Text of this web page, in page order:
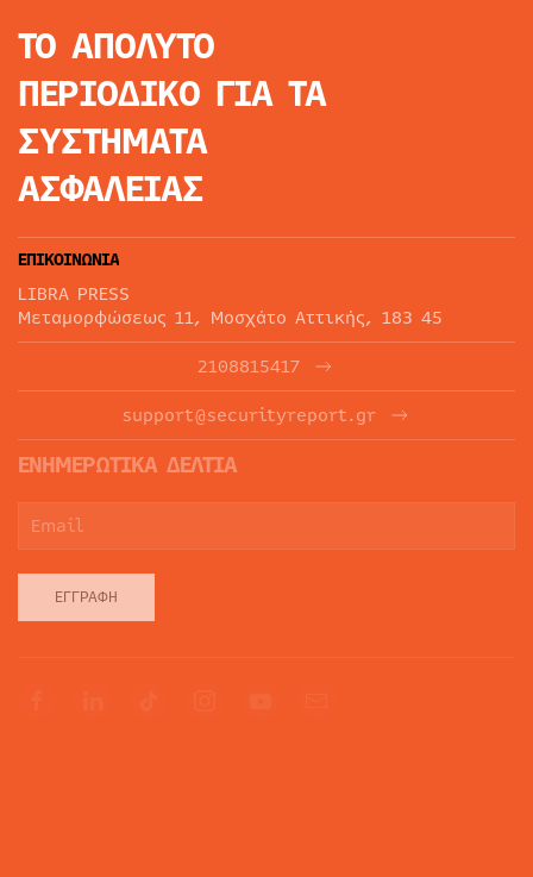
ΤΟ ΑΠΟΛΥΤΟ
ΠΕΡΙΟΔΙΚΟ ΓΙΑ ΤΑ
ΣΥΣΤΗΜΑΤΑ
ΑΣΦΑΛΕΙΑΣ
ΕΠΙΚΟΙΝΩΝΙΑ
LIBRA PRESS
Μεταμορφώσεως 11, Μοσχάτο Αττικής, 183 45
2108815417
support@securityreport.gr
ΕΝΗΜΕΡΩΤΙΚΑ ΔΕΛΤΙΑ
ΕΓΓΡΑΦΉ